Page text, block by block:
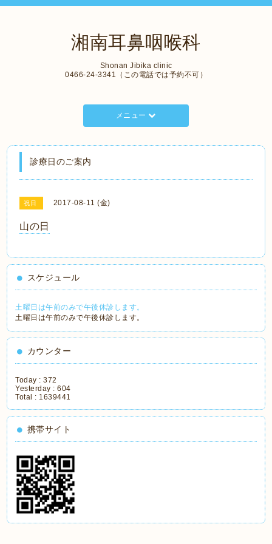
湘南耳鼻咽喉科
Shonan Jibika clinic
0466-24-3341（この電話では予約不可）
メニュー
診療日のご案内
祝日 2017-08-11 (金)
山の日
スケジュール
土曜日は午前のみで午後休診します。
土曜日は午前のみで午後休診します。
カウンター
Today :372
Yesterday :604
Total : 1639441
携帯サイト